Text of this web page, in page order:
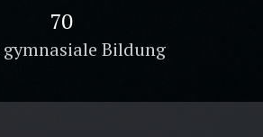
102
gymnasiale Bildung